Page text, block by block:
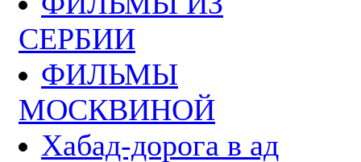
СЕРБИИ
ФИЛЬМЫ
МОСКВИНОЙ
Хабад-дорога в ад